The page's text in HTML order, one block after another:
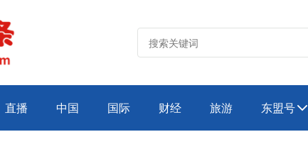
直播 中国 国际 财经 旅游 东盟号